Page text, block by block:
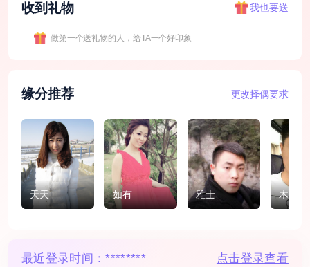
收到礼物 我也要送
做第一个送礼物的人，给TA一个好印象
缘分推荐 更改择偶要求
天天 如有 雅士 木木
最近登录时间：******** 点击登录查看